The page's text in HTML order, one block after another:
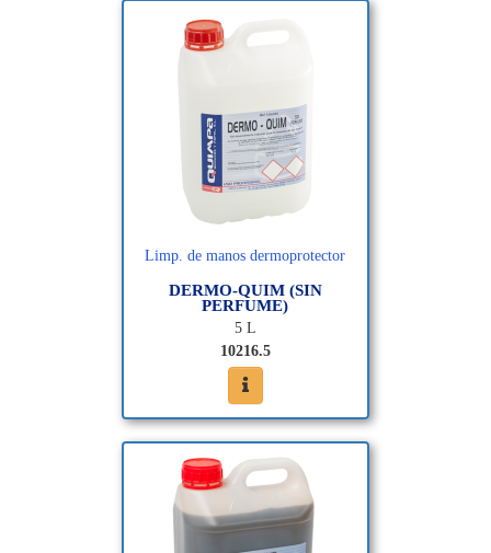
Limp. de manos dermoprotector
DERMO-QUIM (SIN
PERFUME)
5 L
10216.5